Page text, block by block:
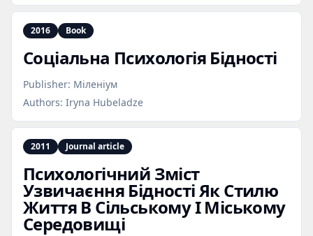
2016 Book
Соціальна Психологія Бідності
Publisher: Міленіум
Authors: Iryna Hubeladze
2011 Journal article
Психологічний Зміст
Узвичаєння Бідності Як Стилю
Життя В Сільському І Міському
Середовищі